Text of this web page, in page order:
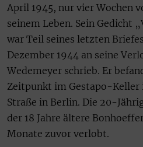
April 1945, nur vier Wochen
seinem Leben. Sein Gedicht
war Teil seines letzten
Dezember 1944 an seine
Wedemeyer schrieb. Er
Zeitpunkt im Gestapo-
Straße in Berlin. Die 20-
der 18 Jahre ältere
Monate zuvor verlobt.